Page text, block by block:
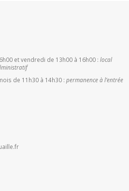
et vendredi de 13h00 à 16h00 : local
de 11h30 à 14h30 : permanence à l’entrée